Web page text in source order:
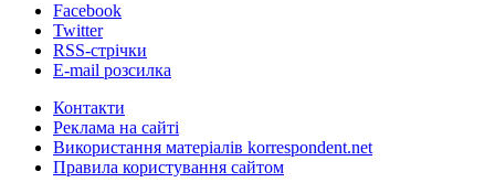
Facebook
Twitter
RSS-стрічки
E-mail розсилка
Контакти
Реклама на сайті
Використання матеріалів korrespondent.net
Правила користування сайтом